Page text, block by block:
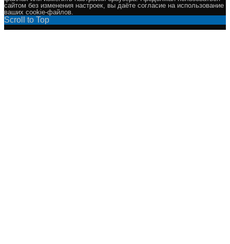
сайтом без изменения настроек, вы даёте согласие на использование
ваших cookie-файлов.
Scroll to Top